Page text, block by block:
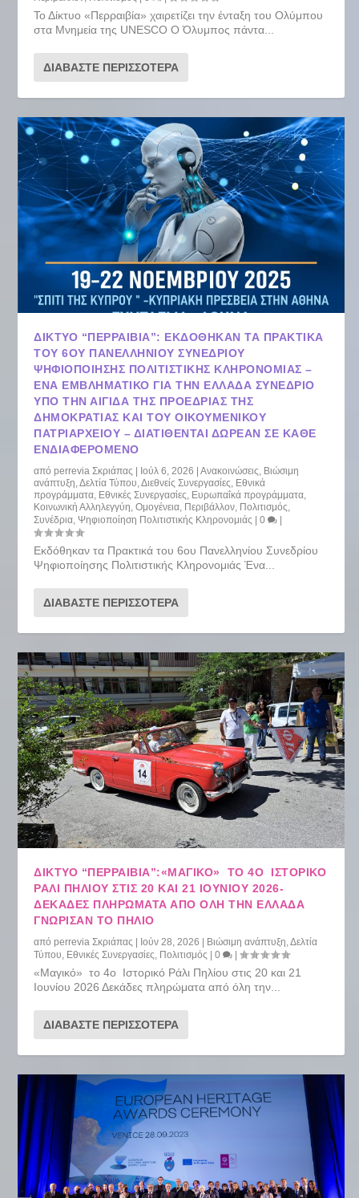
Το Δίκτυο «Περραιβία» χαιρετίζει την ένταξη του Ολύμπου
στα Μνημεία της UNESCO Ο Όλυμπος πάντα...
ΔΙΑΒΆΣΤΕ ΠΕΡΙΣΣΌΤΕΡΑ
ΔΙΚΤΥΟ “ΠΕΡΡΑΙΒΙΑ”: ΕΚΔΌΘΗΚΑΝ ΤΑ ΠΡΑΚΤΙΚΆ
ΤΟΥ 6ΟΥ ΠΑΝΕΛΛΗΝΊΟΥ ΣΥΝΕΔΡΊΟΥ
ΨΗΦΙΟΠΟΊΗΣΗΣ ΠΟΛΙΤΙΣΤΙΚΉΣ ΚΛΗΡΟΝΟΜΙΆΣ –
ΈΝΑ ΕΜΒΛΗΜΑΤΙΚΌ ΓΙΑ ΤΗΝ ΕΛΛΆΔΑ ΣΥΝΈΔΡΙΟ
ΥΠΌ ΤΗΝ ΑΙΓΊΔΑ ΤΗΣ ΠΡΟΕΔΡΊΑΣ ΤΗΣ
ΔΗΜΟΚΡΑΤΊΑΣ ΚΑΙ ΤΟΥ ΟΙΚΟΥΜΕΝΙΚΟΎ
ΠΑΤΡΙΑΡΧΕΊΟΥ – ΔΙΑΤΊΘΕΝΤΑΙ ΔΩΡΕΆΝ ΣΕ ΚΆΘΕ
ΕΝΔΙΑΦΕΡΌΜΕΝΟ
απόperrevia Σκριάπας | Ιούλ 6, 2026 |Ανακοινώσεις Βιώσιμη
ανάπτυξη ,Δελτία Τύπου ,Διεθνείς Συνεργασίες Εθνικά
προγράμματα Εθνικές Συνεργασίες Ευρωπαΐκά προγράμματα
Κοινωνική Αλληλεγγύη ,Ομογένεια Περιβάλλον Πολιτισμός
Συνέδρια Ψηφιοποίηση Πολιτιστικής Κληρονομιάς |0 |
Εκδόθηκαν τα Πρακτικά του 6ου Πανελληνίου Συνεδρίου
Ψηφιοποίησης Πολιτιστικής Κληρονομιάς Ένα...
ΔΙΑΒΆΣΤΕ ΠΕΡΙΣΣΌΤΕΡΑ
ΔΙΚΤΥΟ “ΠΕΡΡΑΙΒΙΑ”:«ΜΑΓΙΚΌ» ΤΟ 4Ο ΙΣΤΟΡΙΚΌ
ΡΆΛΙ ΠΗΛΊΟΥ ΣΤΙΣ 20 ΚΑΙ 21 ΙΟΥΝΊΟΥ 2026-
ΔΕΚΆΔΕΣ ΠΛΗΡΏΜΑΤΑ ΑΠΌ ΌΛΗ ΤΗΝ ΕΛΛΆΔΑ
ΓΝΏΡΙΣΑΝ ΤΟ ΠΉΛΙΟ
απόperrevia Σκριάπας Ιούν 28, 2026 Βιώσιμη ανάπτυξη,Δελτία
Τύπου, Εθνικές Συνεργασίες, Πολιτισμός |0 |
«Μαγικό» το 4ο Ιστορικό Ράλι Πηλίου στις 20 και 21
Ιουνίου 2026 Δεκάδες πληρώματα από όλη την...
ΔΙΑΒΆΣΤΕ ΠΕΡΙΣΣΌΤΕΡΑ